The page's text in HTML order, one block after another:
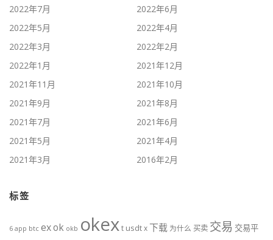
2022年7月
2022年6月
2022年5月
2022年4月
2022年3月
2022年2月
2022年1月
2021年12月
2021年11月
2021年10月
2021年9月
2021年8月
2021年7月
2021年6月
2021年5月
2021年4月
2021年3月
2016年2月
标签
6 app btc exok okb okext usdtx下载 为什么 买卖 交易 交易平